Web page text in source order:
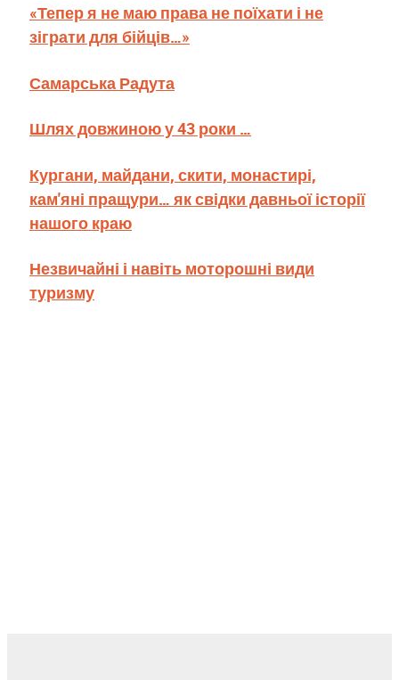
«Тепер я не маю права не поїхати і не
зіграти для бійців…»
Самарська Радута
Шлях довжиною у 43 роки …
Кургани, майдани, скити, монастирі,
кам'яні пращури… як свідки давньої історії
нашого краю
Незвичайні і навіть моторошні види
туризму